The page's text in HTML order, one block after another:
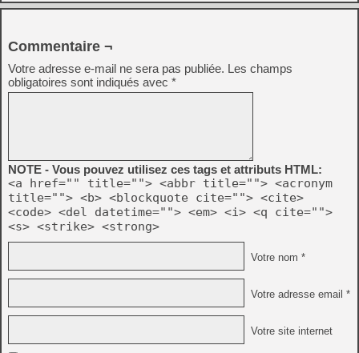
Commentaire ¬
Votre adresse e-mail ne sera pas publiée. Les champs
obligatoires sont indiqués avec *
NOTE - Vous pouvez utilisez ces tags et attributs HTML:
<a href="" title=""> <abbr title=""> <acronym
title=""> <b> <blockquote cite=""> <cite>
<code> <del datetime=""> <em> <i> <q cite="">
<s> <strike> <strong>
Votre nom *
Votre adresse email *
Votre site internet